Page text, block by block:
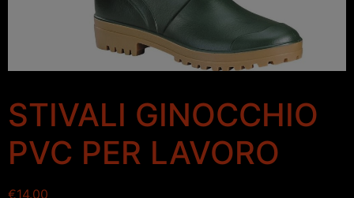
STIVALI GINOCCHIO
PVC PER LAVORO
€14.00